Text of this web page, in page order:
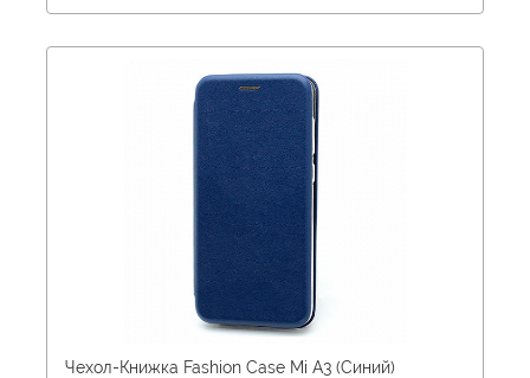
Чехол-Книжка Fashion Case Mi A3 (Синий)